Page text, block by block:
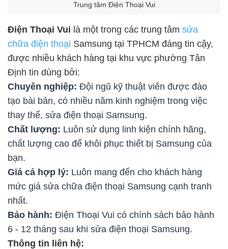
Trung tâm Điện Thoại Vui
Điện Thoại Vui là một trong các trung tâm sửa
chữa điện thoại Samsung tại TPHCM đáng tin cậy,
được nhiều khách hàng tại khu vực phường Tân
Định tin dùng bởi:
Chuyên nghiệp: Đội ngũ kỹ thuật viên được đào
tạo bài bản, có nhiều năm kinh nghiệm trong việc
thay thế, sửa điện thoại Samsung.
Chất lượng: Luôn sử dụng linh kiện chính hãng,
chất lượng cao để khôi phục thiết bị Samsung của
bạn.
Giá cả hợp lý: Luôn mang đến cho khách hàng
mức giá sửa chữa điện thoại Samsung cạnh tranh
nhất.
Bảo hành: Điện Thoại Vui có chính sách bảo hành
6 - 12 tháng sau khi sửa điện thoại Samsung.
Thông tin liên hệ: